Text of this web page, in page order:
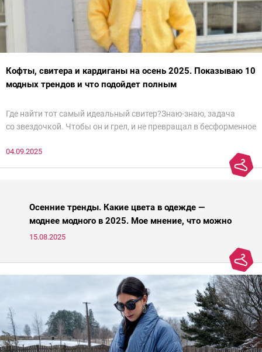
Кофты, свитера и кардиганы на осень 2025. Показываю 10
модных трендов и что подойдет полным
Где найти тот самый идеальный свитер?Знаю-знаю, задача
со звездочкой. Чтобы он и грел, и не превращал в бесформенное
паники.
04.09.2025
Осенние тренды. Какие цвета в одежде —
моднее модного в 2025. Мое мнение, что можно
носить, а что нет
15.08.2025